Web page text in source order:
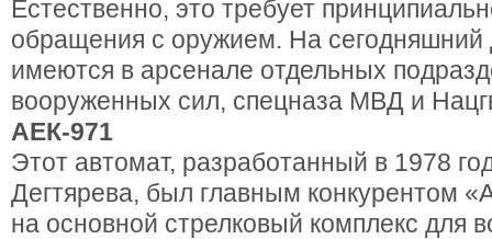
Естественно, это требует
обращения с оружием. На сегодняшний
имеются в арсенале отдельных
вооруженных сил, спецназа МВД и
АЕК-971
Этот автомат, разработанный в 1978
Дегтярева, был главным конкурентом
на основной стрелковый комплекс для